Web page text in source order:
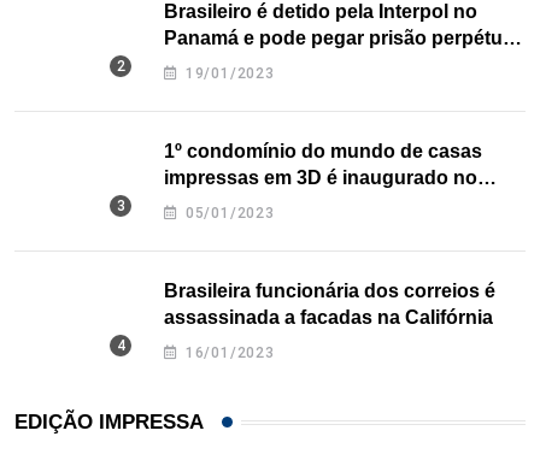
Brasileiro é detido pela Interpol no
Panamá e pode pegar prisão perpétua
nos EUA
19/01/2023
1º condomínio do mundo de casas
impressas em 3D é inaugurado no
Texas
05/01/2023
Brasileira funcionária dos correios é
assassinada a facadas na Califórnia
16/01/2023
EDIÇÃO IMPRESSA